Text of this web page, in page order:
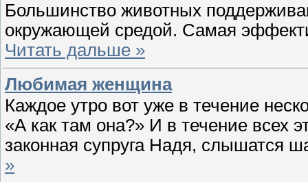
Большинство животных
окружающей средой. Самая
Читать дальше »
Любимая женщина
Каждое утро вот уже в течение
«А как там она?» И в течение всех
законная супруга Надя, слышатся
»